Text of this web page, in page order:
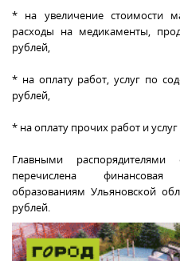
* на увеличение стоимости
расходы на медикаменты,
рублей,
* на оплату работ, услуг по
рублей,
* на оплату прочих работ и
Главными распорядителями
перечислена
образованиям Ульяновской
рублей.